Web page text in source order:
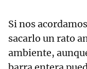
Si nos
sacarlo un rato
ambiente,